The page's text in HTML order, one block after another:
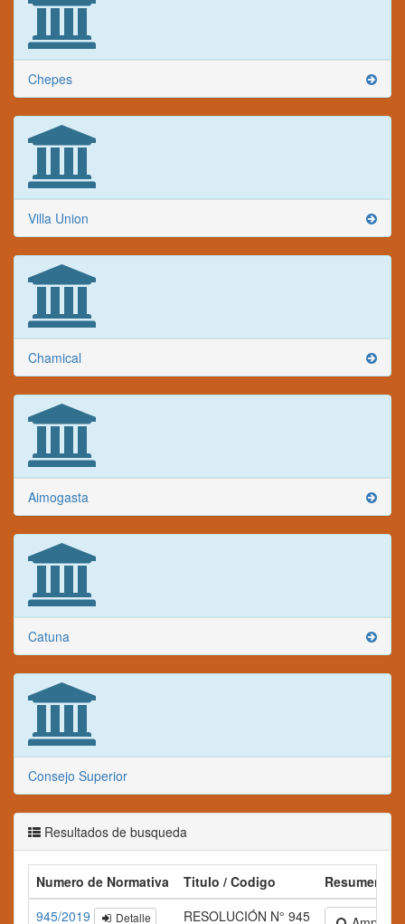
Chepes
Villa Union
Chamical
Aimogasta
Catuna
Consejo Superior
Resultados de busqueda
Numero de Normativa Titulo / Codigo
Resumen
945/2019
Detalle RESOLUCIÓN N° 945